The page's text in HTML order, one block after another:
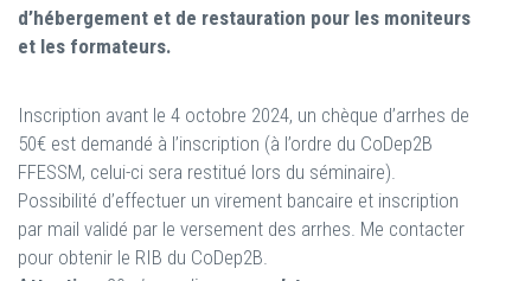
d’hébergement et de restauration pour les moniteurs
et les formateurs.
Inscription avant le 4 octobre 2024, un chèque d’arrhes de
50€ est demandé à l’inscription (à l’ordre du CoDep2B
FFESSM, celui-ci sera restitué lors du séminaire).
Possibilité d’effectuer un virement bancaire et inscription
par mail validé par le versement des arrhes. Me contacter
pour obtenir le RIB du CoDep2B.